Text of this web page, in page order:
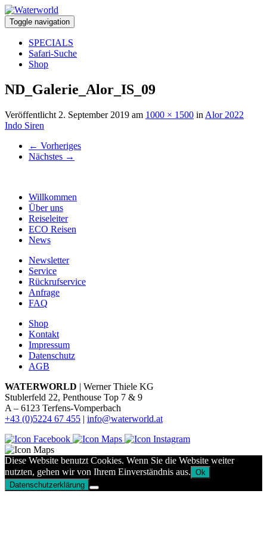
Toggle navigation
SPECIALS
Safari-Suche
Shop
ND_Galerie_Alor_IS_09
Veröffentlicht 2. September 2019 am 1000 × 1500 in Alor 2022
Indo Siren
← Vorheriges
Nächstes →
Willkommen
Über uns
Reiseleiter
ECO Reisen
News
Newsletter
Service
Rückrufservice
Anfrage
FAQ
Shop
Kontakt
Impressum
Datenschutz
AGB
WATERWORLD | Werner Thiele KG
Stublerfeld 22, Penthouse Top 7 & 9
A – 6123 Terfens-Vomperbach
+43 (0)5224 67 455 | info@waterworld.at
Diese Website benutzt Cookies. Wenn Sie die Website weiter
nutzten, gehen wir von Ihrem Einverständnis aus. Ok
Datenschutzerklärung